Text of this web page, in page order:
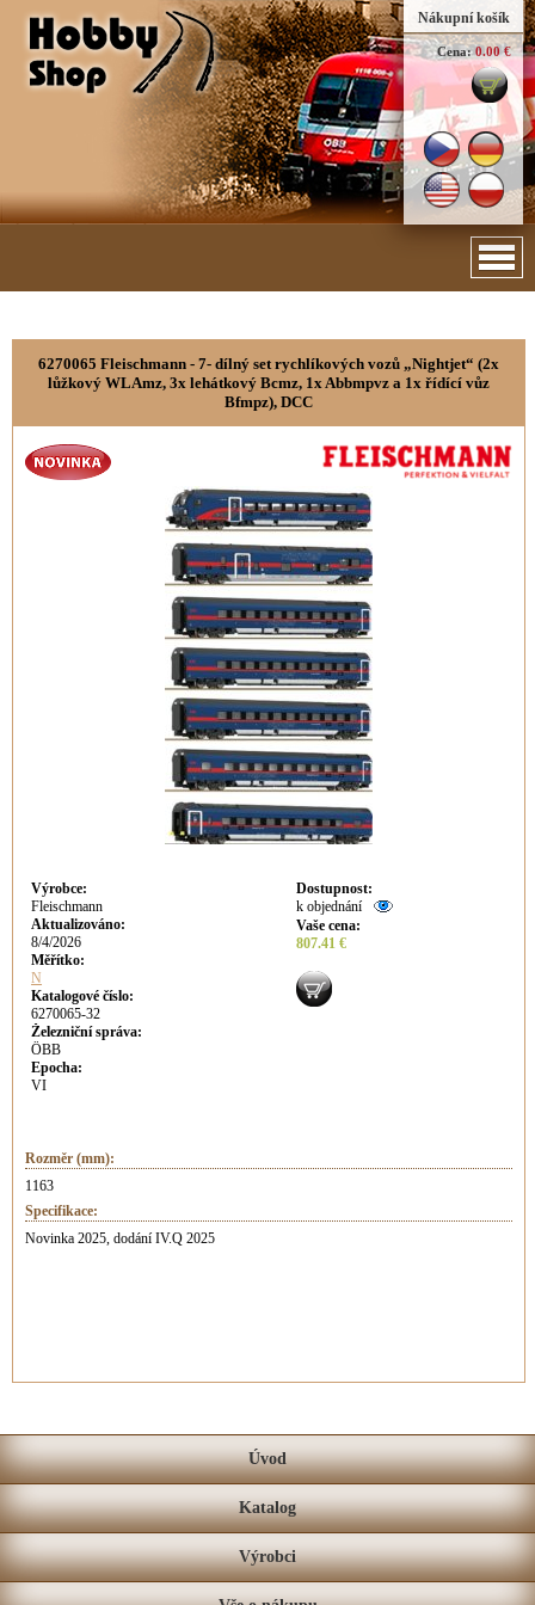
Nákupní košík
Cena: 0.00 €
6270065 Fleischmann - 7- dílný set rychlíkových vozů „Nightjet“ (2x
lůžkový WLAmz, 3x lehátkový Bcmz, 1x Abbmpvz a 1x řídící vůz
Bfmpz), DCC
Výrobce:
Fleischmann
Aktualizováno:
8/4/2026
Měřítko:
N
Katalogové číslo:
6270065-32
Železniční správa:
ÖBB
Epocha:
VI
Dostupnost:
k objednání
Vaše cena:
807.41 €
Rozměr (mm):
1163
Specifikace:
Novinka 2025, dodání IV.Q 2025
Úvod
Katalog
Výrobci